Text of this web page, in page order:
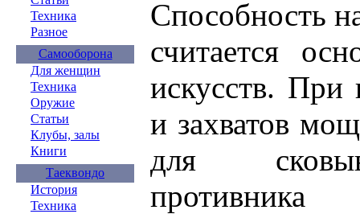
Техника
Разное
Самооборона
Для женщин
Техника
Оружие
Статьи
Клубы, залы
Книги
Таеквондо
История
Техника
Способность
считается
искусств. При
и захватов
для